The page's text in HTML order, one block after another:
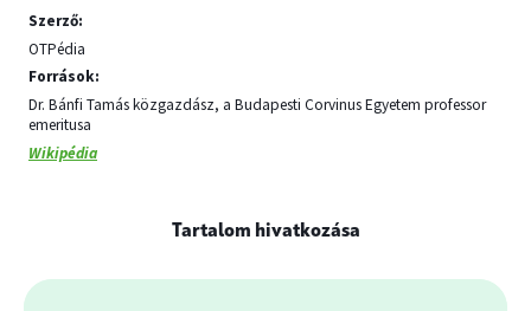
Szerző:
OTPédia
Források:
Dr. Bánfi Tamás közgazdász, a Budapesti Corvinus Egyetem professor
emeritusa
Wikipédia
Tartalom hivatkozása